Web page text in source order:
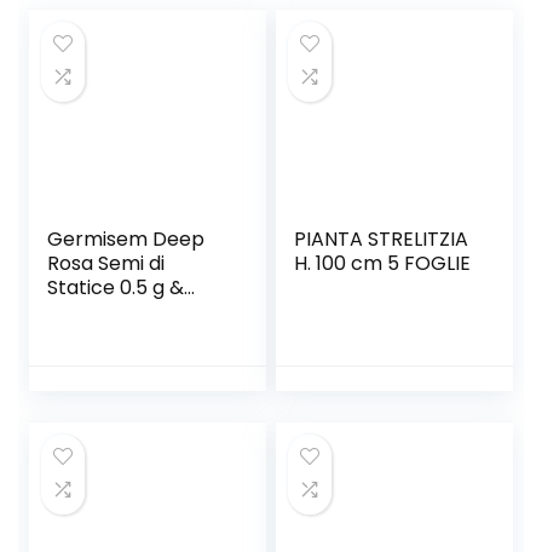
Germisem Deep
Rosa Semi di
Statice 0.5 g &
PIANTA STRELITZIA
H. 100 cm 5 FOGLIE